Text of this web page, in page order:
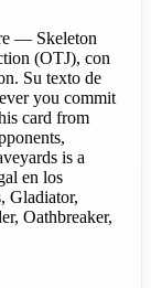
— Skeleton
(OTJ), con
Su texto de
you commit
card from
is a
en los
Gladiator,
Oathbreaker,